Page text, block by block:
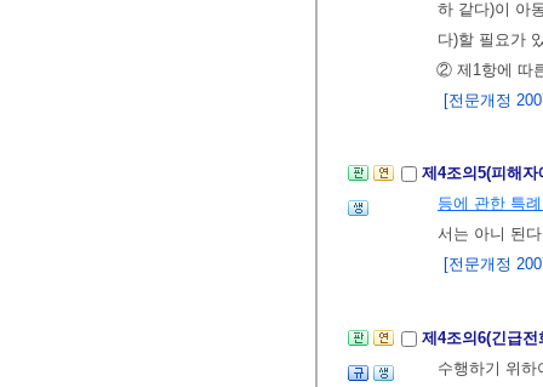
하 같다)이 아
다)할 필요가
② 제1항에 따
[전문개정
제4조의5(피해
등에 관한 특
서는 아니 된
[전문개정
제4조의6(긴급
수행하기 위